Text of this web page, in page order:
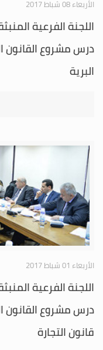
الأربعاء 08 شباط 2017
اللجنة الفرعية
درس مشروع القانون
البرية
الأربعاء 01 شباط 2017
اللجنة الفرعية
درس مشروع القانون
قانون التجارة